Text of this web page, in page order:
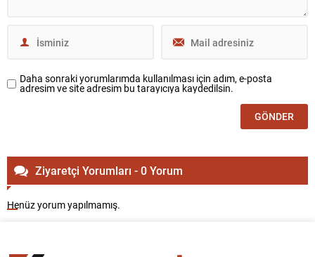
Daha sonraki yorumlarımda kullanılması için adım, e-posta
adresim ve site adresim bu tarayıcıya kaydedilsin.
Ziyaretçi Yorumları - 0 Yorum
Henüz yorum yapılmamış.